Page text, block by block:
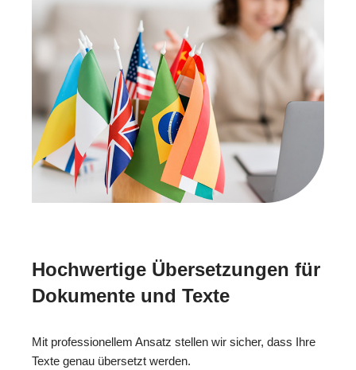
Hochwertige Übersetzungen für
Dokumente und Texte
Mit professionellem Ansatz stellen wir sicher, dass Ihre
Texte genau übersetzt werden.